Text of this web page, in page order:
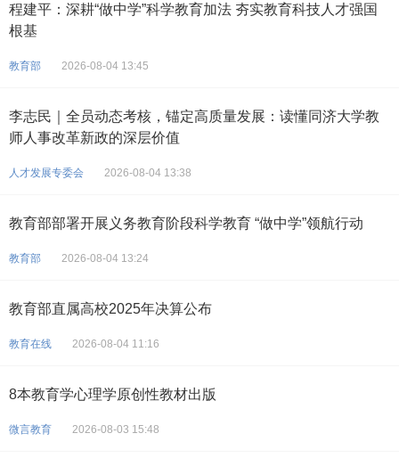
程建平：深耕“做中学”科学教育加法 夯实教育科技人才强国
根基
教育部 2026-08-04 13:45
李志民｜全员动态考核，锚定高质量发展：读懂同济大学教
师人事改革新政的深层价值
人才发展专委会 2026-08-04 13:38
教育部部署开展义务教育阶段科学教育 “做中学”领航行动
教育部 2026-08-04 13:24
教育部直属高校2025年决算公布
教育在线 2026-08-04 11:16
8本教育学心理学原创性教材出版
微言教育 2026-08-03 15:48